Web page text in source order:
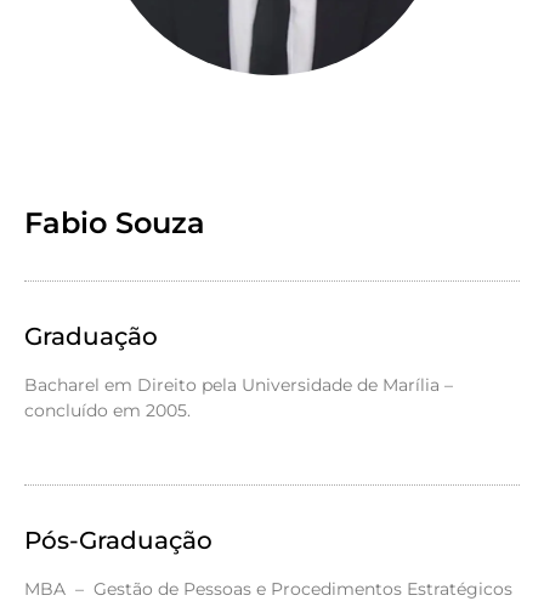
Fabio Souza
Graduação
Bacharel em Direito pela Universidade de Marília –
concluído em 2005.
Pós-Graduação
MBA – Gestão de Pessoas e Procedimentos Estratégicos